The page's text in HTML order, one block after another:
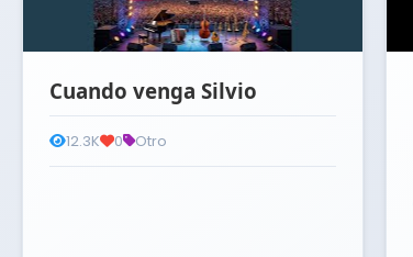
Cuando venga Silvio
12.3K 0 Otro